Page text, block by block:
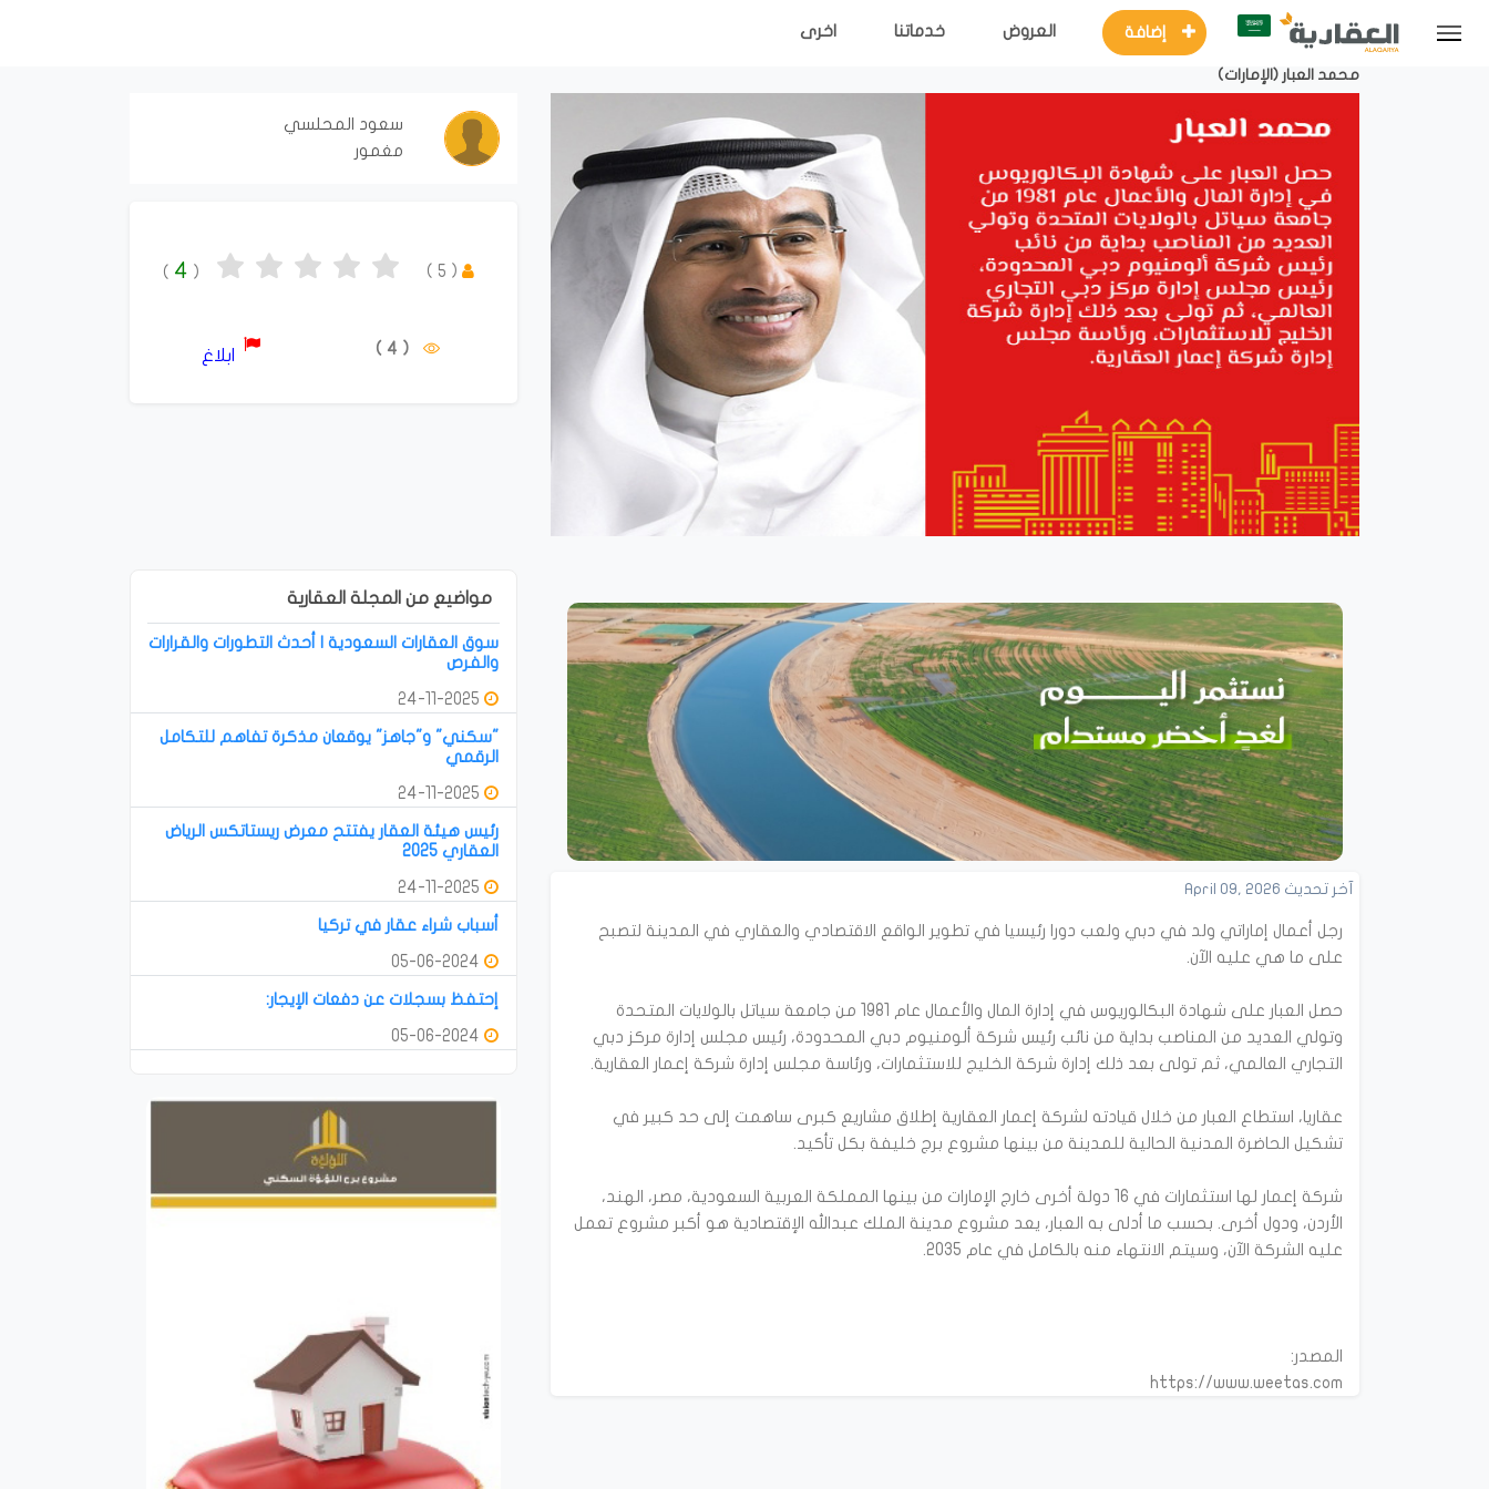
إضافة العروض خدماتنا اخرى
محمد العبار (الإمارات)
سعود المحلسي
مغمور
(
5
)
(
4
)
( 4 ) ابلاغ
آخر تحديث April 09, 2026
رجل أعمال إماراتي ولد في دبي ولعب دورا رئيسيا في تطوير الواقع الاقتصادي والعقاري في المدينة لتصبح
حصل العبار على شهادة البكالوريوس في إدارة المال والأعمال عام 1981 من جامعة سياتل بالولايات المتحدة
وتولي العديد من المناصب بداية من نائب رئيس شركة ألومنيوم دبي المحدودة، رئيس مجلس إدارة مركز دبي
عقاريا، استطاع العبار من خلال قيادته لشركة إعمار العقارية إطلاق مشاريع كبرى ساهمت إلى حد كبير في
شركة إعمار لها استثمارات في 16 دولة أخرى خارج الإمارات من بينها المملكة العربية السعودية، مصر، الهند،
الأردن، ودول أخرى. بحسب ما أدلى به العبار، يعد مشروع مدينة الملك عبدالله الإقتصادية هو أكبر مشروع تعمل
https://www.weetas.com
مواضيع من المجلة العقارية
سوق العقارات السعودية | أحدث التطورات والقرارات
والفرص
"سكني" و"جاهز" يوقعان مذكرة تفاهم للتكامل
الرقمي
رئيس هيئة العقار يفتتح معرض ريستاتكس الرياض
العقاري 2025
أسباب شراء عقار في تركيا
إحتفظ بسجلات عن دفعات الإيجار: